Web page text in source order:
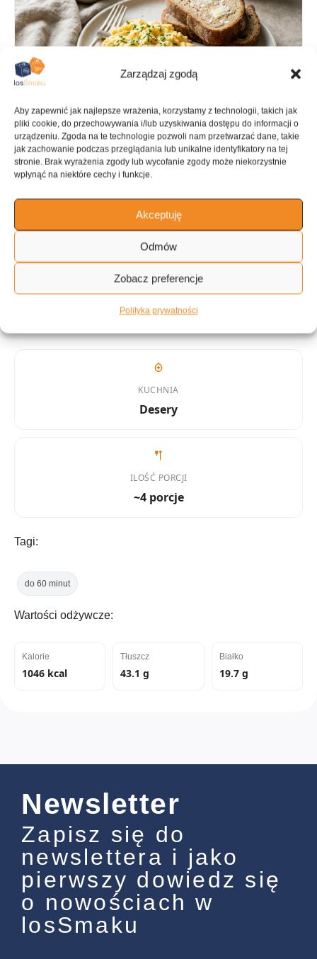
Zarządzaj zgodą
Aby zapewnić jak najlepsze wrażenia, korzystamy z technologii, takich jak
pliki cookie, do przechowywania i/lub uzyskiwania dostępu do informacji o
urządzeniu. Zgoda na te technologie pozwoli nam przetwarzać dane, takie
jak zachowanie podczas przeglądania lub unikalne identyfikatory na tej
stronie. Brak wyrażenia zgody lub wycofanie zgody może niekorzystnie
wpłynąć na niektóre cechy i funkcje.
Akceptuję
Odmów
Zobacz preferencje
Polityka prywatności
PRZYGOTOWANIE GOTOWANIE
KALORIE KATEGORIA
KUCHNIA
Desery
ILOŚĆ PORCJI
~4 porcje
Tagi:
do 60 minut
Wartości odżywcze:
Kalorie
1046 kcal
Tłuszcz
43.1 g
Białko
19.7 g
Newsletter
Zapisz się do
newslettera i jako
pierwszy dowiedz się
o nowościach w
losSmaku